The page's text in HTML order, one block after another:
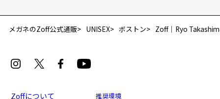
メガネのZoff公式通販 UNISEX ボストン Zoff｜Ryo
Zoffについて
推奨環境